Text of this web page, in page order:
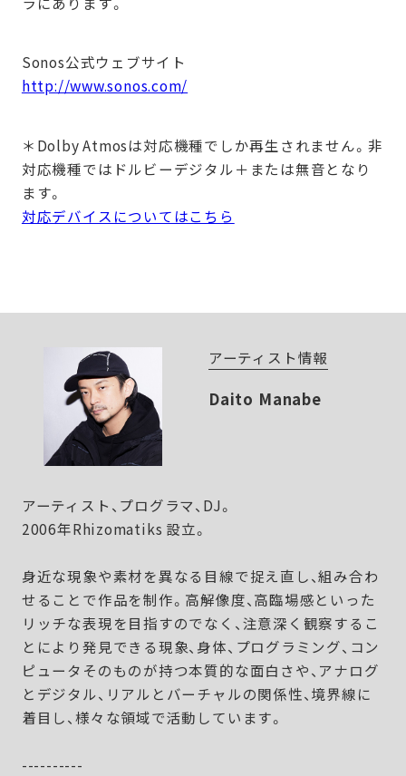
Sonos公式ウェブサイト
http://www.sonos.com/
＊Dolby Atmosは対応機種でしか再生されません。非
対応機種ではドルビーデジタル＋または無音となり
ます。
対応デバイスについてはこちら
アーティスト情報
Daito Manabe
アーティスト、プログラマ、DJ。
2006年Rhizomatiks 設立。
身近な現象や素材を異なる目線で捉え直し、組み合わ
せることで作品を制作。高解像度、高臨場感といった
リッチな表現を目指すのでなく、注意深く観察するこ
とにより発見できる現象、身体、プログラミング、コン
ピュータそのものが持つ本質的な面白さや、アナログ
とデジタル、リアルとバーチャルの関係性、境界線に
着目し、様々な領域で活動しています。
----------